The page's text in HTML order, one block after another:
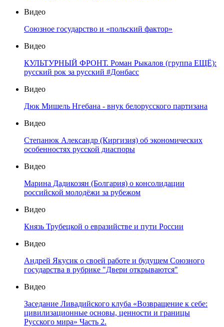
Видео
Союзное государство и «польский фактор»
Видео
КУЛЬТУРНЫЙ ФРОНТ. Роман Рыкалов (группа ЕЩЁ):
русский рок за русский #Донбасс
Видео
Дюк Мишель Нгебана - внук белорусского партизана
Видео
Степанюк Александр (Киргизия) об экономических
особенностях русской диаспоры
Видео
Марина Дадикозян (Болгария) о консолидации
российской молодёжи за рубежом
Видео
Князь Трубецкой о евразийстве и пути России
Видео
Андрей Якусик о своей работе и будущем Союзного
государства в рубрике "Двери открываются"
Видео
Заседание Ливадийского клуба «Возвращение к себе:
цивилизационные основы, ценности и границы
Русского мира» Часть 2.